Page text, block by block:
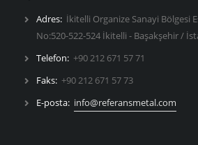
Adres: İkitelli Organize Sanayi Bölgesi
No:520-522-524 İkitelli - Başakşehir /
Telefon: +90 212 671 57 71
Faks: +90 212 671 57 73
E-posta: info@referansmetal.com